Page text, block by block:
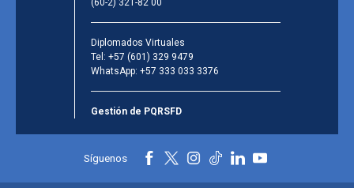
(60-2) 321-82 00
Diplomados Virtuales
Tel: +57 (601) 329 9479
WhatsApp: +57 333 033 3376
Gestión de PQRSFD
Síguenos